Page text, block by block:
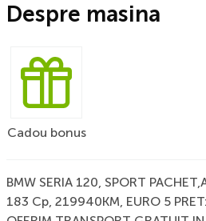
Despre masina
Cadou bonus
BMW SERIA 120, SPORT
183 Cp, 219940KM, EURO 5